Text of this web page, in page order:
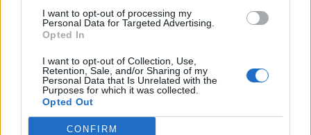
I want to opt-out of processing my
Personal Data for Targeted Advertising.
Opted In
I want to opt-out of Collection, Use,
Retention, Sale, and/or Sharing of my
Personal Data that Is Unrelated with the
Purposes for which it was collected.
Opted Out
CONFIRM
Δημοσίου, κατά των συγκεκριμένων και μελλοντικών ανάλογων
δικαστικών αποφάσεων;
Ο ερωτών Βουλευτής
Γιώργος Νικητιάδης